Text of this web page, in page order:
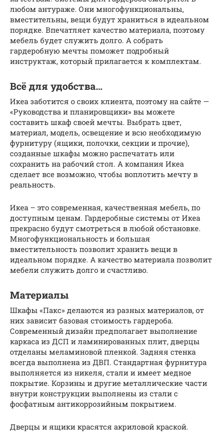
любом антураже. Они многофункциональны,
вместительны, вещи будут храниться в идеальном
порядке. Впечатляет качество материала, поэтому
мебель будет служить долго. А собрать
гардеробную мечты поможет подробный
инструктаж, который прилагается к комплектам.
Всё для удобства…
Икеа заботится о своих клиента, поэтому на сайте —
«Руководства и планировщики» вы можете
составить шкаф своей мечты. Выбрать цвет,
материал, модель, освещение и всю необходимую
фурнитуру (ящики, полочки, секции и прочие),
созданные шкафы можно распечатать или
сохранить на рабочий стол. А компания Икеа
сделает все возможно, чтобы воплотить мечту в
реальность.
Икеа – это современная, качественная мебель, по
доступным ценам. Гардеробные системы от Икеа
прекрасно будут смотреться в любой обстановке.
Многофункциональность и большая
вместительность позволит хранить вещи в
идеальном порядке. А качество материала позволит
мебели служить долго и счастливо.
Материалы
Шкафы «Пакс» делаются из разных материалов, от
них зависит базовая стоимость гардероба.
Современный дизайн предполагает выполнение
каркаса из ДСП и ламинированных плит, дверцы
отделаны меламиновой пленкой. Задняя стенка
всегда выполнена из ДВП. Стандартная фурнитура
выполняется из никеля, стали и имеет медное
покрытие. Корзины и другие металлические части
внутри конструкции выполнены из стали с
фосфатным антикоррозийным покрытием.
Дверцы и ящики красятся акриловой краской.